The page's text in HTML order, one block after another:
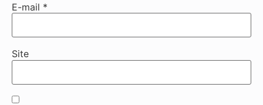
E-mail *
Site